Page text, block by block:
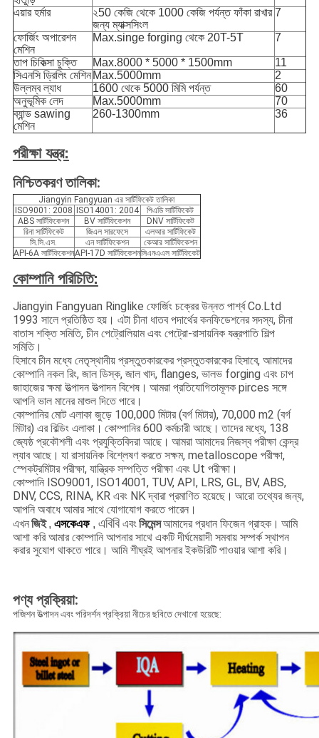
এয়ার হর্মার
২50 কেজি থেকে 1000 কেজি পর্যন্ত ফাঁকা রাখার
জন্য ম্যাক্সসিংল
7
ফোর্জিং অপারেশন
মেশিন
Max.singe forging থেকে 20T-5T 7
তাপ চিকিত্সা চুক্তি Max.8000 * 5000 * 1500mm
11
সিএনসি ড্রিলিং মেশিন Max.5000mm
2
উল্লম্ব ল্যাধ
1600 থেকে 5000 মিমি পর্যন্ত
60
অনুভূমিক লেদ
Max.5000mm
70
ব্যান্ড sawing
মেশিন
260-1300mm 36
পরীক্ষা যন্ত্র:
নিশ্চিতকরণ তালিকা:
Jiangyin Fangyuan এর সার্টিফিকেট তালিকা
ISO9001: 2008
ISO14001: 2004
পিএডি সার্টিফিকেট
ABS সার্টিফিকেশন
BV সার্টিফিকেশন
DNV সার্টিফিকেট
রিনা সার্টিফিকেট
জিএল সারফেসে
এলআর সার্টিফিকেট
সি.সি.এস.
এন সার্টিফিকেশন
কেআর সার্টিফিকেশন
API-6A সার্টিফিকেশনAPI-17D সার্টিফিকেশনসিএনএএস সার্টিফিকেট
কোম্পানি পরিচিতি:
Jiangyin Fangyuan Ringlike ফোর্জিং চক্রের উন্নত পার্শ্ব Co.Ltd
1993 সালে প্রতিষ্ঠিত হয়। এটা চীনা ধাতব পদার্থের কনফিডেশনের সদস্য, চীনা
বাতাস শক্তি সমিতি, চীন পেট্রোলিয়াম এবং পেট্রো-রাসায়নিক যন্ত্রপাতি শিল্প
সমিতি।
হিসাবে চীন মধ্যে নেতৃস্থানীয় প্রস্তুতকারকের প্রস্তুতকারকের হিসাবে, আমাদের
কোম্পানি নকল রিং, জাল ডিস্ক, জাল খাদ, flanges, ভালভ forging এবং চাপ
জাহাজের ক্ষমা উত্পাদন উত্পাদন বিশেষ। আমরা প্রতিযোগিতামূলক pirces সঙ্গে
আপনি ভাল মানের মাশুল দিতে পারে।
কোম্পানির মোট এলাকা জুড়ে 100,000 মিটার (বর্গ মিটার), 70,000 m2 (বর্গ
মিটার) এর বিল্ডিং এলাকা। কোম্পানির 600 কর্মচারী আছে। তাদের মধ্যে, 138
জ্যেষ্ঠ প্রকৌশলী এবং প্রযুক্তিবিদরা আছে। আমরা আমাদের নিজস্ব পরীক্ষা কেন্দ্র
ল্যাব আছে। যা রাসায়নিক বিশ্লেষণ করতে সক্ষম, metalloscope পরীক্ষা,
স্পেকট্রমিটার পরীক্ষা, যান্ত্রিক সম্পত্তি পরীক্ষা এবং Ut পরীক্ষা।
কোম্পানি ISO9001, ISO14001, TUV, API, LRS, GL, BV, ABS,
DNV, CCS, RINA, KR এবং NK দ্বারা প্রমাণিত হয়েছে। আরো তথ্যের জন্য,
আপনি অবাধে আমার সাথে যোগাযোগ করতে পারেন।
এখনজিই , এসকেএফ, এবিবিএবংসিমেন্সআমাদের প্রধান ফিজেন গ্রাহক। আমি
আশা করি আমার কোম্পানি আপনার সাথে একটি দীর্ঘমেয়াদী সমবায় সম্পর্ক স্থাপন
করার সুযোগ থাকতে পারে। আমি শীঘ্রই আপনার ইকউরিটি পাওয়ার আশা করি।
পণ্য প্রক্রিয়া:
পজিশন উত্পাদন এবং পরিদর্শন প্রক্রিয়া নীচের ছবিতে দেখানো হয়েছে: